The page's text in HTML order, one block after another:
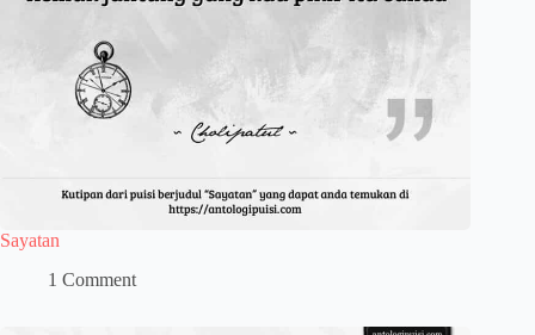
Sayatan
1 Comment